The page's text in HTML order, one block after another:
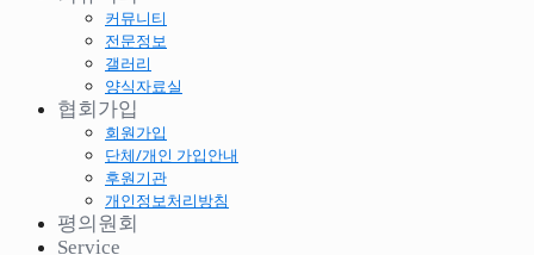
커뮤니티
전문정보
갤러리
양식자료실
협회가입
회원가입
단체/개인 가입안내
후원기관
개인정보처리방침
평의원회
Service